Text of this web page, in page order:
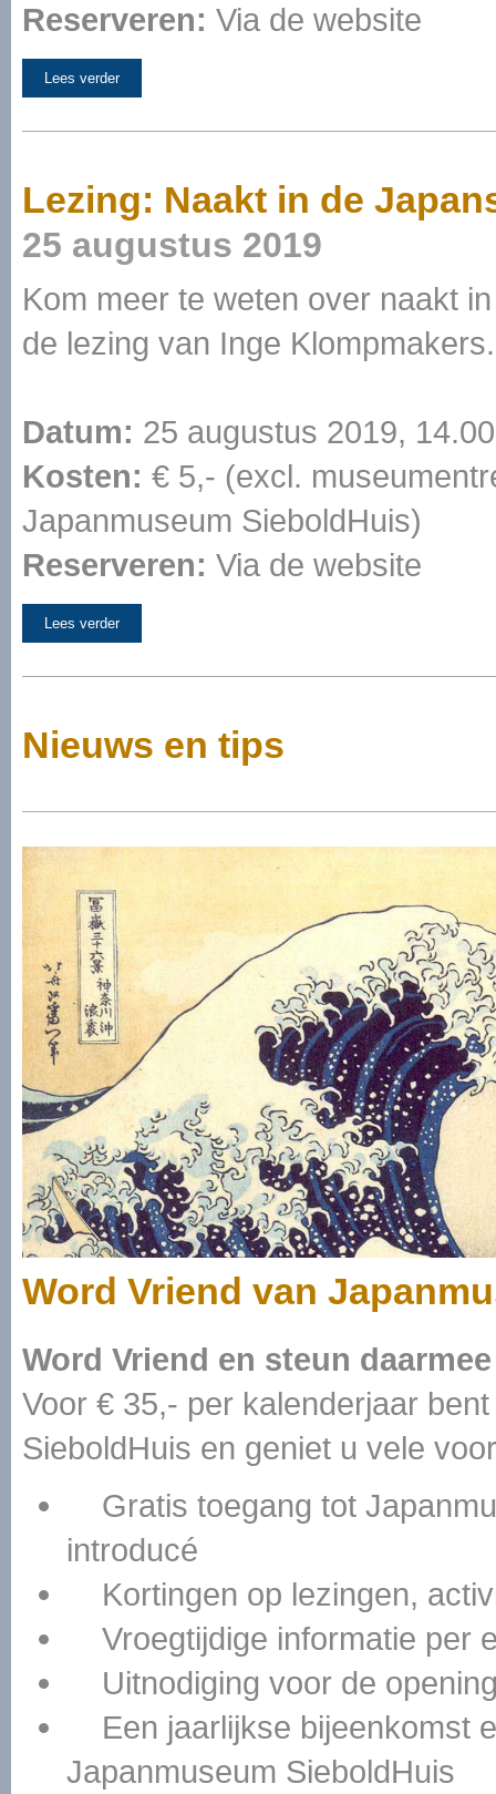
Reserveren: Via de website
Lees verder
Lezing: Naakt in de
25 augustus 2019
Kom meer te weten over naakt
de lezing van Inge Klompmakers.
Datum: 25 augustus 2019,
Kosten: € 5,- (excl.
Japanmuseum SieboldHuis)
Reserveren: Via de website
Lees verder
Nieuws en tips
Word Vriend van
Word Vriend en steun
Voor € 35,- per kalenderjaar
SieboldHuis en geniet u vele
Gratis toegang tot
introducé
Kortingen op lezingen,
Vroegtijdige informatie per
Uitnodiging voor de
Een jaarlijkse bijeenkomst
Japanmuseum SieboldHuis